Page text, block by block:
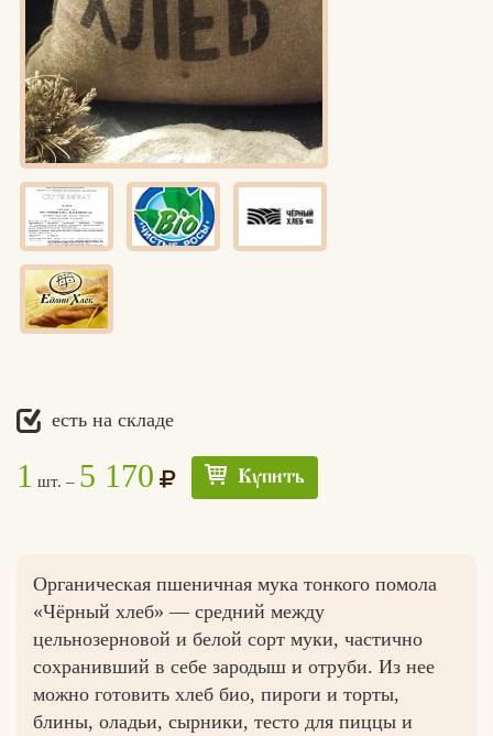
Едлин
Вконтакте
Max
есть на складе
1 шт. – 5 170 Купить
Органическая пшеничная мука тонкого помола
«Чёрный хлеб» — средний между
цельнозерновой и белой сорт муки, частично
сохранивший в себе зародыш и отруби. Из нее
можно готовить хлеб био, пироги и торты,
блины, оладьи, сырники, тесто для пиццы и